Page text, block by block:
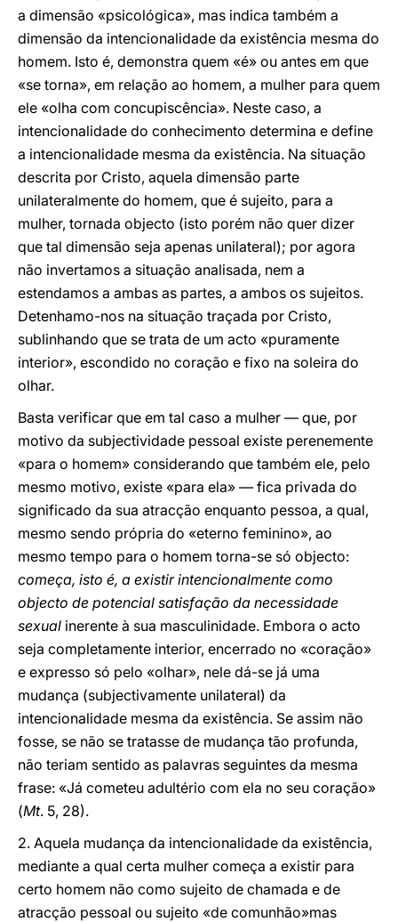
a dimensão «psicológica», mas indica também a
dimensão da intencionalidade da existência mesma do
homem. Isto é, demonstra quem «é» ou antes em que
«se torna», em relação ao homem, a mulher para quem
ele «olha com concupiscência». Neste caso, a
intencionalidade do conhecimento determina e define
a intencionalidade mesma da existência. Na situação
descrita por Cristo, aquela dimensão parte
unilateralmente do homem, que é sujeito, para a
mulher, tornada objecto (isto porém não quer dizer
que tal dimensão seja apenas unilateral); por agora
não invertamos a situação analisada, nem a
estendamos a ambas as partes, a ambos os sujeitos.
Detenhamo-nos na situação traçada por Cristo,
sublinhando que se trata de um acto «puramente
interior», escondido no coração e fixo na soleira do
olhar.
Basta verificar que em tal caso a mulher — que, por
motivo da subjectividade pessoal existe perenemente
«para o homem» considerando que também ele, pelo
mesmo motivo, existe «para ela» — fica privada do
significado da sua atracção enquanto pessoa, a qual,
mesmo sendo própria do «eterno feminino», ao
mesmo tempo para o homem torna-se só objecto:
começa, isto é, a existir intencionalmente como
objecto de potencial satisfação da necessidade
sexual inerente à sua masculinidade. Embora o acto
seja completamente interior, encerrado no «coração»
e expresso só pelo «olhar», nele dá-se já uma
mudança (subjectivamente unilateral) da
intencionalidade mesma da existência. Se assim não
fosse, se não se tratasse de mudança tão profunda,
não teriam sentido as palavras seguintes da mesma
frase: «Já cometeu adultério com ela no seu coração»
(Mt. 5, 28).
2. Aquela mudança da intencionalidade da existência,
mediante a qual certa mulher começa a existir para
certo homem não como sujeito de chamada e de
atracção pessoal ou sujeito «de comunhão»mas